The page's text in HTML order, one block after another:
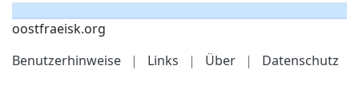
oostfraeisk.org
Benutzerhinweise
| Links | Über | Datenschutz